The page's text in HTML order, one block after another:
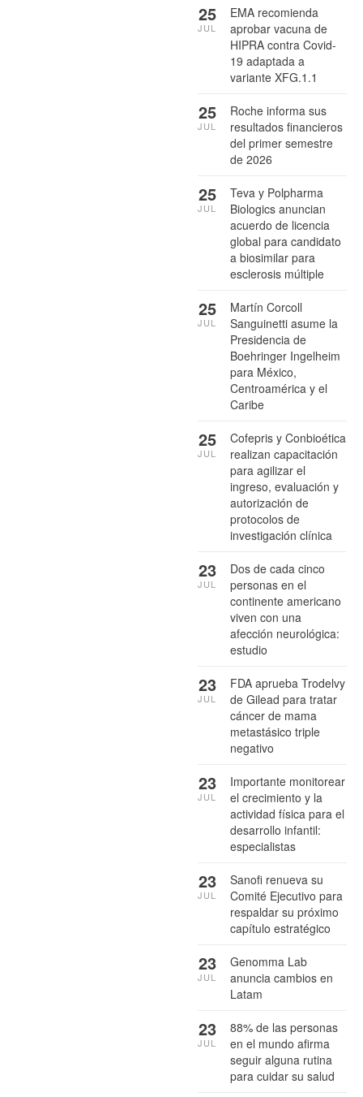
EMA recomienda
aprobar vacuna de
HIPRA contra Covid-
19 adaptada a
variante XFG.1.1
25
JUL
Roche informa sus
resultados financieros
del primer semestre
de 2026
25
JUL
Teva y Polpharma
Biologics anuncian
acuerdo de licencia
global para candidato
a biosimilar para
esclerosis múltiple
25
JUL
Martín Corcoll
Sanguinetti asume la
Presidencia de
Boehringer Ingelheim
para México,
Centroamérica y el
Caribe
25
JUL
Cofepris y Conbioética
realizan capacitación
para agilizar el
ingreso, evaluación y
autorización de
protocolos de
investigación clínica
25
JUL
Dos de cada cinco
personas en el
continente americano
viven con una
afección neurológica:
estudio
23
JUL
FDA aprueba Trodelvy
de Gilead para tratar
cáncer de mama
metastásico triple
negativo
23
JUL
Importante monitorear
el crecimiento y la
actividad física para el
desarrollo infantil:
especialistas
23
JUL
Sanofi renueva su
Comité Ejecutivo para
respaldar su próximo
capítulo estratégico
23
JUL
Genomma Lab
anuncia cambios en
Latam
23
JUL
88% de las personas
en el mundo afirma
seguir alguna rutina
para cuidar su salud
23
JUL